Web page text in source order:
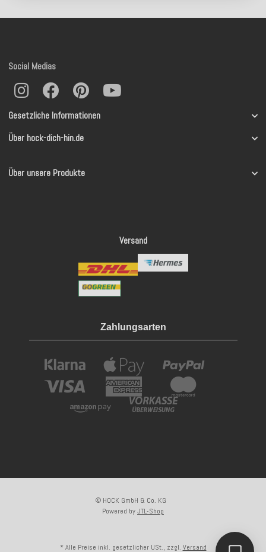
Gesetzliche Informationen
Über hock-dich-hin.de
Über unsere Produkte
Social Medias
Versand
Zahlungsarten
© HOCK GmbH & Co. KG
Powered byJTL-Shop
* Alle Preise inkl. gesetzlicher USt., zzgl. Versand